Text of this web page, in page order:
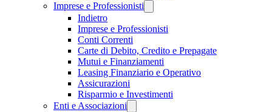
Imprese e Professionisti
Indietro
Imprese e Professionisti
Conti Correnti
Carte di Debito, Credito e Prepagate
Mutui e Finanziamenti
Leasing Finanziario e Operativo
Assicurazioni
Risparmio e Investimenti
Enti e Associazioni